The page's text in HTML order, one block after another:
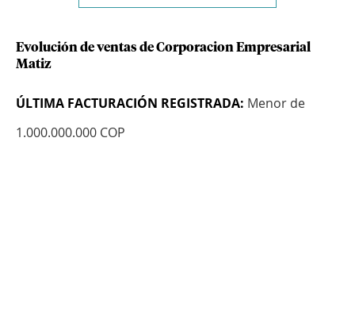
Evolución de ventas de Corporacion Empresarial
Matiz
ÚLTIMA FACTURACIÓN REGISTRADA: Menor de
1.000.000.000 COP